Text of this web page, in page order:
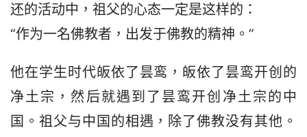
还的活动中，祖父的心态一定是这样的：
“作为一名佛教者，出发于佛教的精神。”
他在学生时代皈依了昙鸾，皈依了昙鸾开创的
净土宗，然后就遇到了昙鸾开创净土宗的中
国。祖父与中国的相遇，除了佛教没有其他。